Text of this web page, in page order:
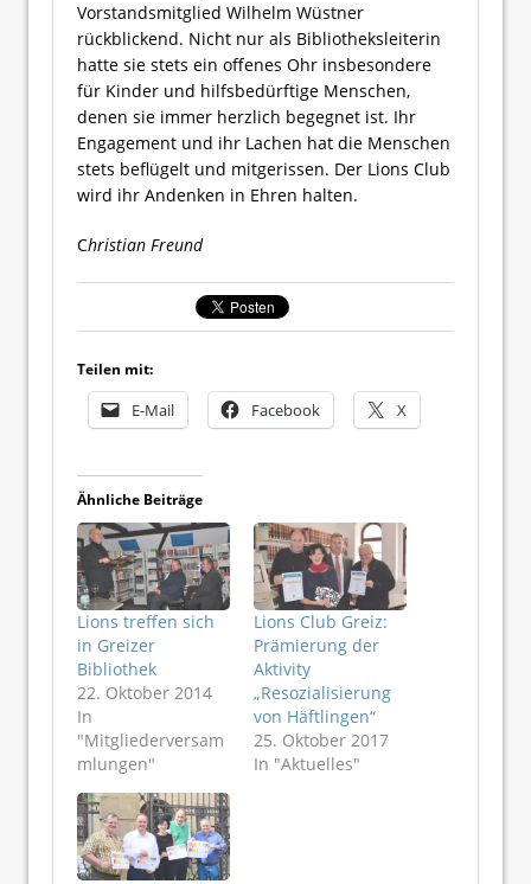
Vorstandsmitglied Wilhelm Wüstner
rückblickend. Nicht nur als Bibliotheksleiterin
hatte sie stets ein offenes Ohr insbesondere
für Kinder und hilfsbedürftige Menschen,
denen sie immer herzlich begegnet ist. Ihr
Engagement und ihr Lachen hat die Menschen
stets beflügelt und mitgerissen. Der Lions Club
wird ihr Andenken in Ehren halten.
Christian Freund
Teilen mit:
E-Mail Facebook X
Ähnliche Beiträge
Lions treffen sich
in Greizer
Bibliothek
22. Oktober 2014
In
"Mitgliederversam
mlungen"
Lions Club Greiz:
Prämierung der
Aktivity
„Resozialisierung
von Häftlingen“
25. Oktober 2017
In "Aktuelles"